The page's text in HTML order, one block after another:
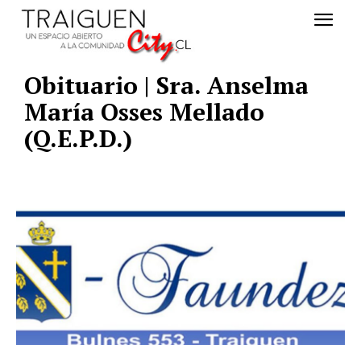
Obituario | Sra. Anselma
María Osses Mellado
(Q.E.P.D.)